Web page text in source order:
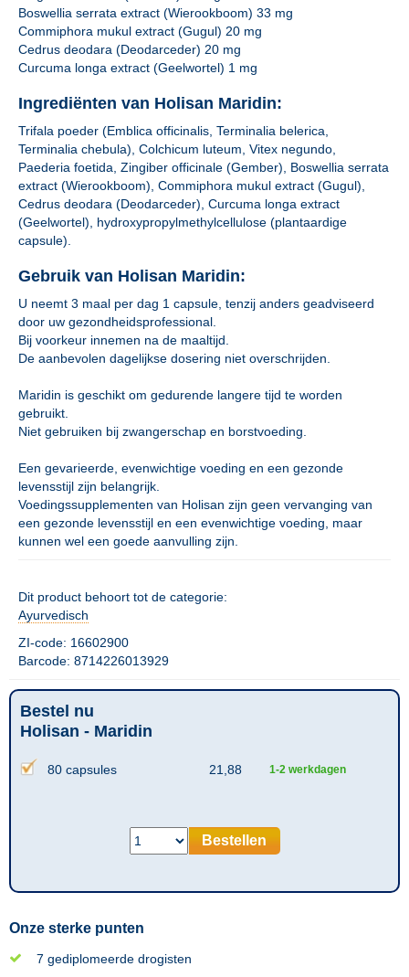
Boswellia serrata extract (Wierookboom) 33 mg
Commiphora mukul extract (Gugul) 20 mg
Cedrus deodara (Deodarceder) 20 mg
Curcuma longa extract (Geelwortel) 1 mg
Ingrediënten van Holisan Maridin:
Trifala poeder (Emblica officinalis, Terminalia belerica,
Terminalia chebula), Colchicum luteum, Vitex negundo,
Paederia foetida, Zingiber officinale (Gember), Boswellia serrata
extract (Wierookboom), Commiphora mukul extract (Gugul),
Cedrus deodara (Deodarceder), Curcuma longa extract
(Geelwortel), hydroxypropylmethylcellulose (plantaardige
capsule).
Gebruik van Holisan Maridin:
U neemt 3 maal per dag 1 capsule, tenzij anders geadviseerd
door uw gezondheidsprofessional.
Bij voorkeur innemen na de maaltijd.
De aanbevolen dagelijkse dosering niet overschrijden.
Maridin is geschikt om gedurende langere tijd te worden
gebruikt.
Niet gebruiken bij zwangerschap en borstvoeding.
Een gevarieerde, evenwichtige voeding en een gezonde
levensstijl zijn belangrijk.
Voedingssupplementen van Holisan zijn geen vervanging van
een gezonde levensstijl en een evenwichtige voeding, maar
kunnen wel een goede aanvulling zijn.
Dit product behoort tot de categorie:
Ayurvedisch
ZI-code: 16602900
Barcode: 8714226013929
Bestel nu
Holisan - Maridin
80 capsules 21,88 1-2 werkdagen
Bestellen
Onze sterke punten
7 gediplomeerde drogisten